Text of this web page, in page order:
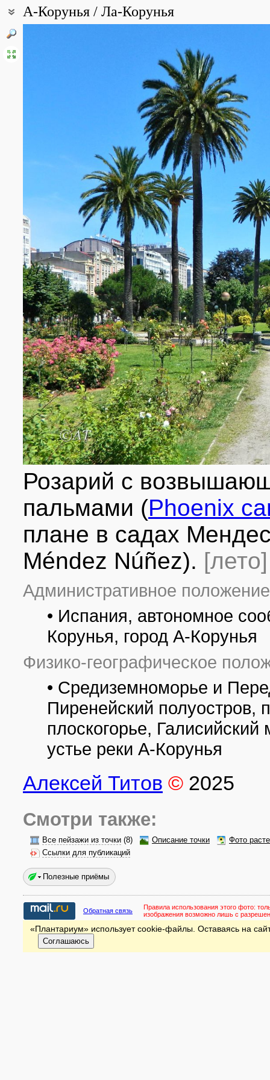
А-Корунья / Ла-Корунья
Ла-Корунья, или А-Корунья (галис. и исп. A Coruña,
западе Испании, курорт и порт. Административный центр
сообщества Галисия. Важный исторический порт,
полуострова. Центр города находится на полуострове,
Корунья расположен порт, далее - городские пляжи Риасор и
Население 243 870 человек (2015[1]), это второй по
[3]. Город является центром одноименной агломерации,
численности населения провинции.
Плотность населения города рекордная для Галисии и всей
муниципалитет имеет площадь всего 37,83 км². Большая
городе Артейхо, одном из самых промышленно развитых
ориентирована в основном на сектор услуг. Вторичный
нефтеперерабатывающим заводом Repsol. Климат города
В городе расположены Верховный суд Галисии,
Королевской академии Галисии[4] [5].
Топография и рельеф.
Ла-Корунья имеет своеобразный рельеф - центр расположен
перешейком с равниной и крутыми холмами с запада и
находятся в черте города после его расширения после 1940
Бенс и гора Сан-Педро). Муниципалитет также включает в
также некоторые острова, такие как архипелаг Сан-Педро.
Ла-Корунья почти полностью омывается водами
устья реки Коруньи. Через муниципалитет также протекает
образованная слиянием реки Месойро с другими небольшими
Каминос
Климат города океанический, согласно классификации
средиземноморского климата: минимальное количество
выражены. Температура остаётся мягкой в течение всего
климат, что обуславливает небольшую разницу температур
сочетаются с солнечными сезонами. Среднегодовая
город является одним из самых жарких в Галисии.
Флора и фауна
В садах в центре города, таких как Лос-Хардинес-де-Мендес-
птиц, таких как большая синица, голубь, лесной голубь и
и пустельга. На побережье много чаек.
В парках Сан-Педро и Бенс-Кортигейро обитают щеглы, а
ящерицы, кролики и даже лисы. Волнолом напротив замка
внушительного количества водных птиц, включая куликов,
побережье растут водоросли, красные и известковые, а в
морские звезды и мидии. У побережья можно увидеть
Маяк «Башня Геркулеса»
Символом Ла-Коруньи является «Башня Геркулеса»,
неизвестно, хотя она была перестроена римлянами во II веке
архитектора области Лузитания римской провинции Испания.
представляет собой результат перепланировки,
отремонтировал маяк и провёл отделочные работы в 1791
форму (в отличие от прошлых лет, когда она была круговая), в
башней был разбит парк Де Ла Торре.
В 2007 году[45] кандидатура башни Геркулеса была
побратимом Статуи Свободы в Нью-Йорке, а 25 сентября -
27 июня 2009 года ЮНЕСКО включило, наконец, Башню
Розарий с
пальмами (Phoenix
плане в садах
Méndez Núñez). [лето]
Административное
• Испания, автономное
Корунья, город А-Корунья
Физико-географическое
• Средиземноморье и
Пиренейский полуостров,
плоскогорье,
устье реки А-Корунья
Алексей Титов © 2025
Смотри также:
Все пейзажи из точки (8) Описание точки
Фото
Ссылки для публикаций
Полезные приёмы
Обратная связь Правила использования этого фото:
изображения возможно лишь с
«Плантариум» использует cookie-файлы. Оставаясь на
Соглашаюсь